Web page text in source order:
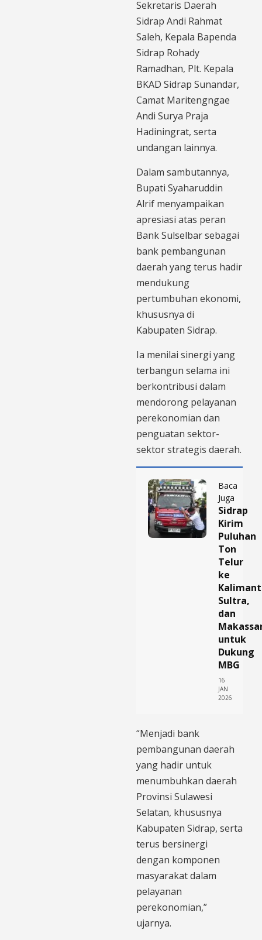
Sekretaris Daerah
Sidrap Andi Rahmat
Saleh, Kepala Bapenda
Sidrap Rohady
Ramadhan, Plt. Kepala
BKAD Sidrap Sunandar,
Camat Maritengngae
Andi Surya Praja
Hadiningrat, serta
undangan lainnya.
Dalam sambutannya,
Bupati Syaharuddin
Alrif menyampaikan
apresiasi atas peran
Bank Sulselbar sebagai
bank pembangunan
daerah yang terus hadir
mendukung
pertumbuhan ekonomi,
khususnya di
Kabupaten Sidrap.
Ia menilai sinergi yang
terbangun selama ini
berkontribusi dalam
mendorong pelayanan
perekonomian dan
penguatan sektor-
sektor strategis daerah.
Baca
Juga
Sidrap
Kirim
Puluhan
Ton
Telur
ke
Sultra,
dan
untuk
Dukung
MBG
16
JAN
2026
“Menjadi bank
pembangunan daerah
yang hadir untuk
menumbuhkan daerah
Provinsi Sulawesi
Selatan, khususnya
Kabupaten Sidrap, serta
terus bersinergi
dengan komponen
masyarakat dalam
pelayanan
perekonomian,”
ujarnya.